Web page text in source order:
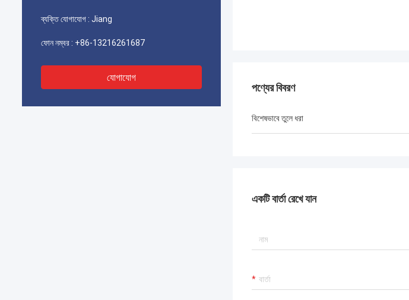
ব্যক্তি যোগাযোগ : Jiang
ফোন নম্বর : +86-13216261687
যোগাযোগ
পণ্যের বিবরণ
বিশেষভাবে তুলে ধরা
একটি বার্তা রেখে যান